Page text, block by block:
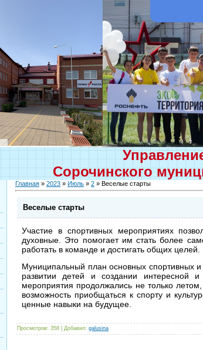
Сорочинского
Главная » 2023 » Июль » 2 » Веселые старты
Веселые старты
Участие в спортивных мероприятиях
духовные. Это помогает им стать более
работать в команде и достигать общих целей.
Муниципальный план основных спортивных
развитии детей и создании интересной
мероприятия продолжались не только
возможность приобщаться к спорту и
ценные навыки на будущее.
Просмотров: 358 | Добавил: galusina